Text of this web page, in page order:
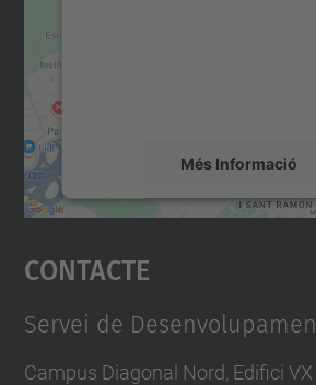
Més Informació
Accepta
powered by
Contacte
Servei de
Campus Diagonal Nord, Edifici VX